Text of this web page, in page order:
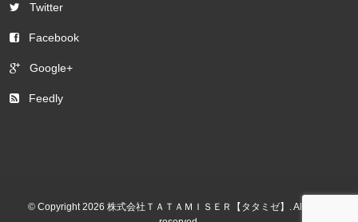
Twitter
Facebook
Google+
Feedly
© Copyright 2026 株式会社ＴＡＴＡＭＩＳＥＲ【タタミゼ】. All rights